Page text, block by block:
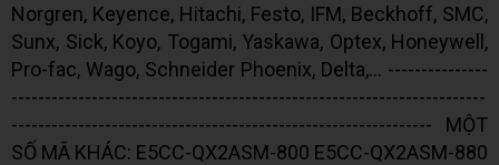
Norgren, Keyence, Hitachi, Festo, IFM, Beckhoff, SMC,
Sunx, Sick, Koyo, Togami, Yaskawa, Optex, Honeywell,
Pro-fac, Wago, Schneider Phoenix, Delta,... ---------------
-----------------------------------------------------------------------
--------------------------------------------------------------- MỘT
SỐ MÃ KHÁC: E5CC-QX2ASM-800 E5CC-QX2ASM-880